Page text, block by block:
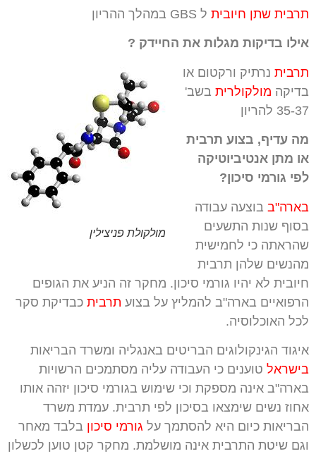
תרבית שתן חיובית ל GBS במהלך ההריון
אילו בדיקות מגלות את החיידק ?
מולקולת פניצילין
תרבית נרתיק ורקטום או
בדיקה מולקולרית בשב'
35-37 להריון
מה עדיף, בצוע תרבית
או מתן אנטיביוטיקה
לפי גורמי סיכון?
בארה"ב בוצעה עבודה
בסוף שנות התשעים
שהראתה כי לחמישית
מהנשים שלהן תרבית
חיובית לא יהיו גורמי סיכון. מחקר זה הניע את הגופים
הרפואיים בארה"ב להמליץ על בצוע תרבית כבדיקת סקר
לכל האוכלוסיה.
איגוד הגינקולוגים הבריטים באנגליה ומשרד הבריאות
בישראל טוענים כי העבודה עליה מסתמכים הרשויות
בארה"ב אינה מספקת וכי שימוש בגורמי סיכון יזהה אותו
אחוז נשים שימצאו בסיכון לפי תרבית. עמדת משרד
הבריאות כיום היא להסתמך על גורמי סיכון בלבד מאחר
וגם שיטת התרבית אינה מושלמת. מחקר קטן טוען לכשלון